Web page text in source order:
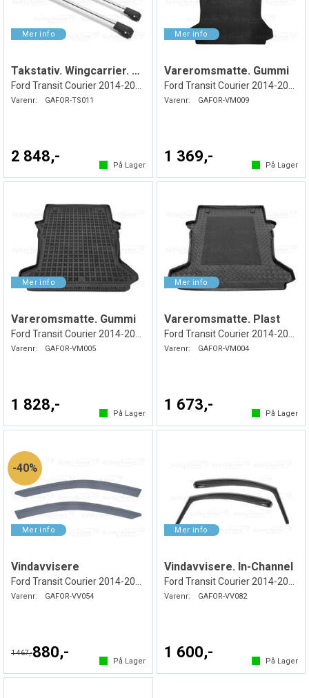
Takstativ. Wingcarrier. Sølv
Varenr: GAFOR-TS011
2 848,-
På Lager
Vareromsmatte. Gummi
Varenr: GAFOR-VM009
1 369,-
På Lager
Vareromsmatte. Gummi
Varenr: GAFOR-VM005
1 828,-
På Lager
Vareromsmatte. Plast
Varenr: GAFOR-VM004
1 673,-
På Lager
40%
Vindavvisere
Varenr: GAFOR-VV054
1 467,-880,-
På Lager
Vindavvisere. In-Channel
Varenr: GAFOR-VV082
1 600,-
På Lager